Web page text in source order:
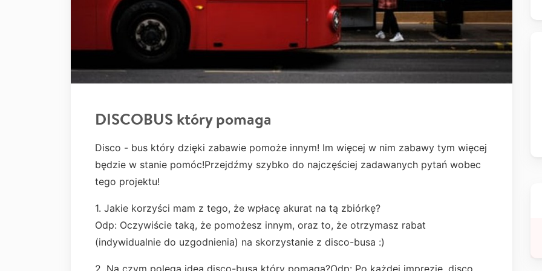
DISCOBUS który pomaga
Disco - bus który dzięki zabawie pomoże innym! Im więcej w nim zabawy tym więcej
będzie w stanie pomóc!Przejdźmy szybko do najczęściej zadawanych pytań wobec
tego projektu!
1. Jakie korzyści mam z tego, że wpłacę akurat na tą zbiórkę?
Odp: Oczywiście taką, że pomożesz innym, oraz to, że otrzymasz rabat
(indywidualnie do uzgodnienia) na skorzystanie z disco-busa :)